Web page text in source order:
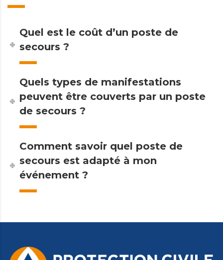
Quel est le coût d’un poste de
secours ?
Quels types de manifestations
peuvent être couverts par un poste
de secours ?
Comment savoir quel poste de
secours est adapté à mon
événement ?